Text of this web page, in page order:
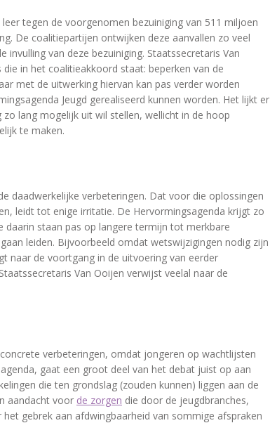
tegen de voorgenomen bezuiniging van 511 miljoen
De coalitiepartijen ontwijken deze aanvallen zo veel
van deze bezuiniging. Staatssecretaris Van
in het coalitieakkoord staat: beperken van de
met de uitwerking hiervan kan pas verder worden
Jeugd gerealiseerd kunnen worden. Het lijkt er
lang mogelijk uit wil stellen, wellicht in de hoop
te maken.
daadwerkelijke verbeteringen. Dat voor die oplossingen
leidt tot enige irritatie. De Hervormingsagenda krijgt zo
daarin staan pas op langere termijn tot merkbare
leiden. Bijvoorbeeld omdat wetswijzigingen nodig zijn
naar de voortgang in de uitvoering van eerder
Van Ooijen verwijst veelal naar de
verbeteringen, omdat jongeren op wachtlijsten
gaat een groot deel van het debat juist op aan
die ten grondslag (zouden kunnen) liggen aan de
aandacht voor de zorgen die door de jeugdbranches,
gebrek aan afdwingbaarheid van sommige afspraken